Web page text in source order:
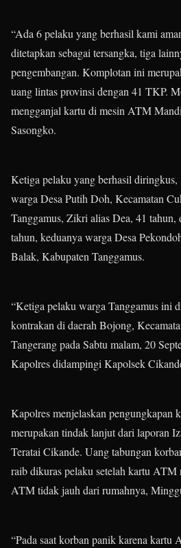
“Ada 6 pelaku yang berhasil kami
ditetapkan sebagai tersangka, tiga
pengembangan. Komplotan ini
uang lintas provinsi dengan 41 TKP.
mengganjal kartu di mesin ATM
Sasongko.
Ketiga pelaku yang berhasil
warga Desa Putih Doh, Kecamatan
Tanggamus, Zikri alias Dea, 41
tahun, keduanya warga Desa
Balak, Kabupaten Tanggamus.
“Ketiga pelaku warga Tanggamus ini
kontrakan di daerah Bojong,
Tangerang pada Sabtu malam, 20
Kapolres didampingi Kapolsek
Kapolres menjelaskan pengungkapan
merupakan tindak lanjut dari laporan
Teratai Cikande. Uang tabungan
raib dikuras pelaku setelah kartu ATM
ATM tidak jauh dari rumahnya,
“Pada saat korban panik karena kartu